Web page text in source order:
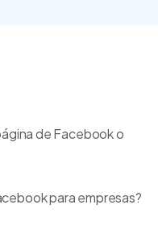
de Facebook o
para empresas?